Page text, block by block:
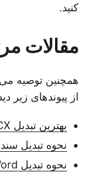
کنید.
مقالات
همچنین توصیه می
از پیوندهای زیر
بهترین تبدیل DOCX به PDF و تبدیل Word به PDF
نحوه تبدیل سند PDF به Word با API تبدیل فایل
نحوه تبدیل Word به HTML با API تبدیل فایل در روبی